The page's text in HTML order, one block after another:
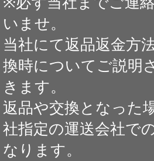
いませ。
当社にて返品返金方
換時についてご説明
きます。
返品や交換となった
社指定の運送会社で
なります。